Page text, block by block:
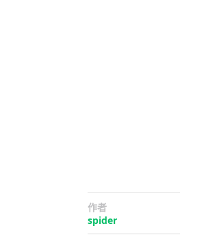
作者
spider